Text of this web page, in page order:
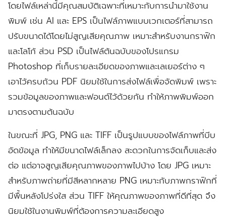
โดยไฟล์เหล่านี้มีคุณสมบัติเฉพาะที่เหมาะกับการนำมาใช้งาน
พิมพ์ เช่น AI และ EPS เป็นไฟล์ภาพแบบเวกเตอร์ที่สามารถ
ปรับขนาดได้โดยไม่สูญเสียคุณภาพ เหมาะสำหรับงานกราฟิก
และโลโก้ ส่วน PSD เป็นไฟล์ต้นฉบับของโปรแกรม
Photoshop ที่เก็บรายละเอียดของภาพและเลเยอร์ต่าง ๆ
เอาไว้ครบถ้วน PDF นิยมใช้ในการส่งไฟล์เพื่อจัดพิมพ์ เพราะ
รวมข้อมูลของภาพและฟอนต์ไว้ด้วยกัน ทำให้ภาพพิมพ์ออก
มาตรงตามต้นฉบับ
ในขณะที่ JPG, PNG และ TIFF เป็นรูปแบบของไฟล์ภาพที่บีบ
อัดข้อมูล ทำให้มีขนาดไฟล์เล็กลง สะดวกในการจัดเก็บและส่ง
ต่อ แต่อาจสูญเสียคุณภาพของภาพไปบ้าง โดย JPG เหมาะ
สำหรับภาพถ่ายที่มีสีหลากหลาย PNG เหมาะกับภาพกราฟิกที่
มีพื้นหลังโปร่งใส ส่วน TIFF ให้คุณภาพของภาพที่ดีที่สุด จึง
นิยมใช้ในงานพิมพ์ที่ต้องการความละเอียดสูง